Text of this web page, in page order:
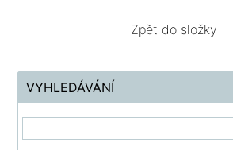
Zpět do složky
VYHLEDÁVÁNÍ